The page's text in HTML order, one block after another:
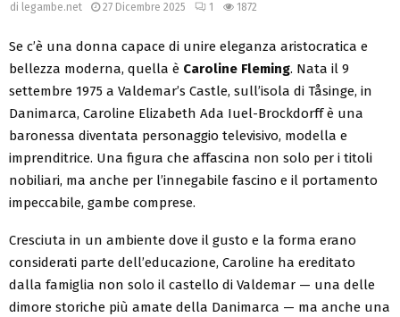
di legambe.net 27 Dicembre 2025 1 1872
Se c’è una donna capace di unire eleganza aristocratica e
bellezza moderna, quella è Caroline Fleming. Nata il 9
settembre 1975 a Valdemar’s Castle, sull’isola di Tåsinge, in
Danimarca, Caroline Elizabeth Ada Iuel-Brockdorff è una
baronessa diventata personaggio televisivo, modella e
imprenditrice. Una figura che affascina non solo per i titoli
nobiliari, ma anche per l’innegabile fascino e il portamento
impeccabile, gambe comprese.
Cresciuta in un ambiente dove il gusto e la forma erano
considerati parte dell’educazione, Caroline ha ereditato
dalla famiglia non solo il castello di Valdemar — una delle
dimore storiche più amate della Danimarca — ma anche una